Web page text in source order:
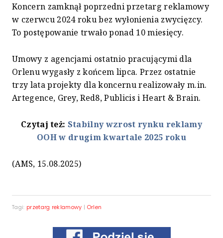
Koncern zamknął poprzedni przetarg reklamowy
w czerwcu 2024 roku bez wyłonienia zwycięzcy.
To postępowanie trwało ponad 10 miesięcy.
Umowy z agencjami ostatnio pracującymi dla
Orlenu wygasły z końcem lipca. Przez ostatnie
trzy lata projekty dla koncernu realizowały m.in.
Artegence, Grey, Red8, Publicis i Heart & Brain.
Czytaj też: Stabilny wzrost rynku reklamy
OOH w drugim kwartale 2025 roku
(AMS, 15.08.2025)
Tagi: przetarg reklamowy | Orlen